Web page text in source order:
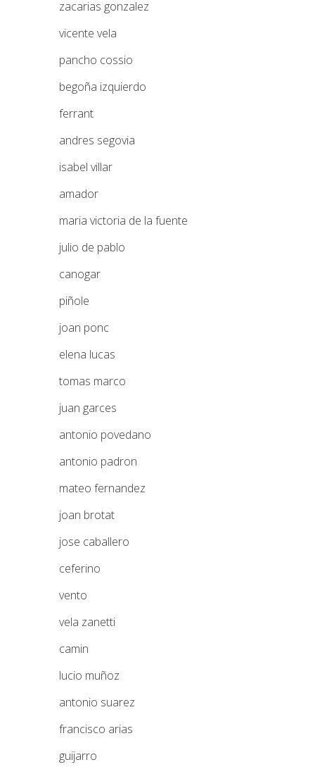
zacarias gonzalez
vicente vela
pancho cossio
begoña izquierdo
ferrant
andres segovia
isabel villar
amador
maria victoria de la fuente
julio de pablo
canogar
piñole
joan ponc
elena lucas
tomas marco
juan garces
antonio povedano
antonio padron
mateo fernandez
joan brotat
jose caballero
ceferino
vento
vela zanetti
camin
lucio muñoz
antonio suarez
francisco arias
guijarro